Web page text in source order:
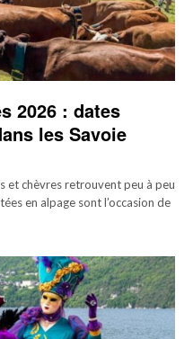
2026 : dates
les Savoie
et chèvres retrouvent peu à peu
en alpage sont l’occasion de